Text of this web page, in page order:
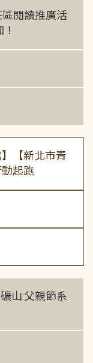
區閱讀推廣活
】【新北市青
起跑
山:父親節系